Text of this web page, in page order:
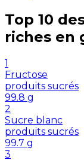
Top 10
riches en
1
Fructose
produits sucrés
99.8 g
2
Sucre blanc
produits sucrés
99.7 g
3